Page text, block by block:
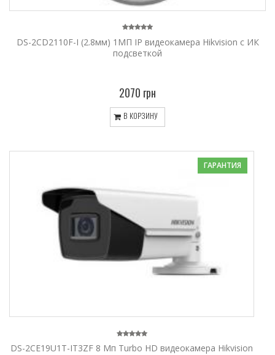
DS-2CD2110F-I (2.8мм) 1МП IP видеокамера Hikvision с ИК
подсветкой
2070 грн
В КОРЗИНУ
ГАРАНТИЯ
DS-2CE19U1T-IT3ZF 8 Мп Turbo HD видеокамера Hikvision